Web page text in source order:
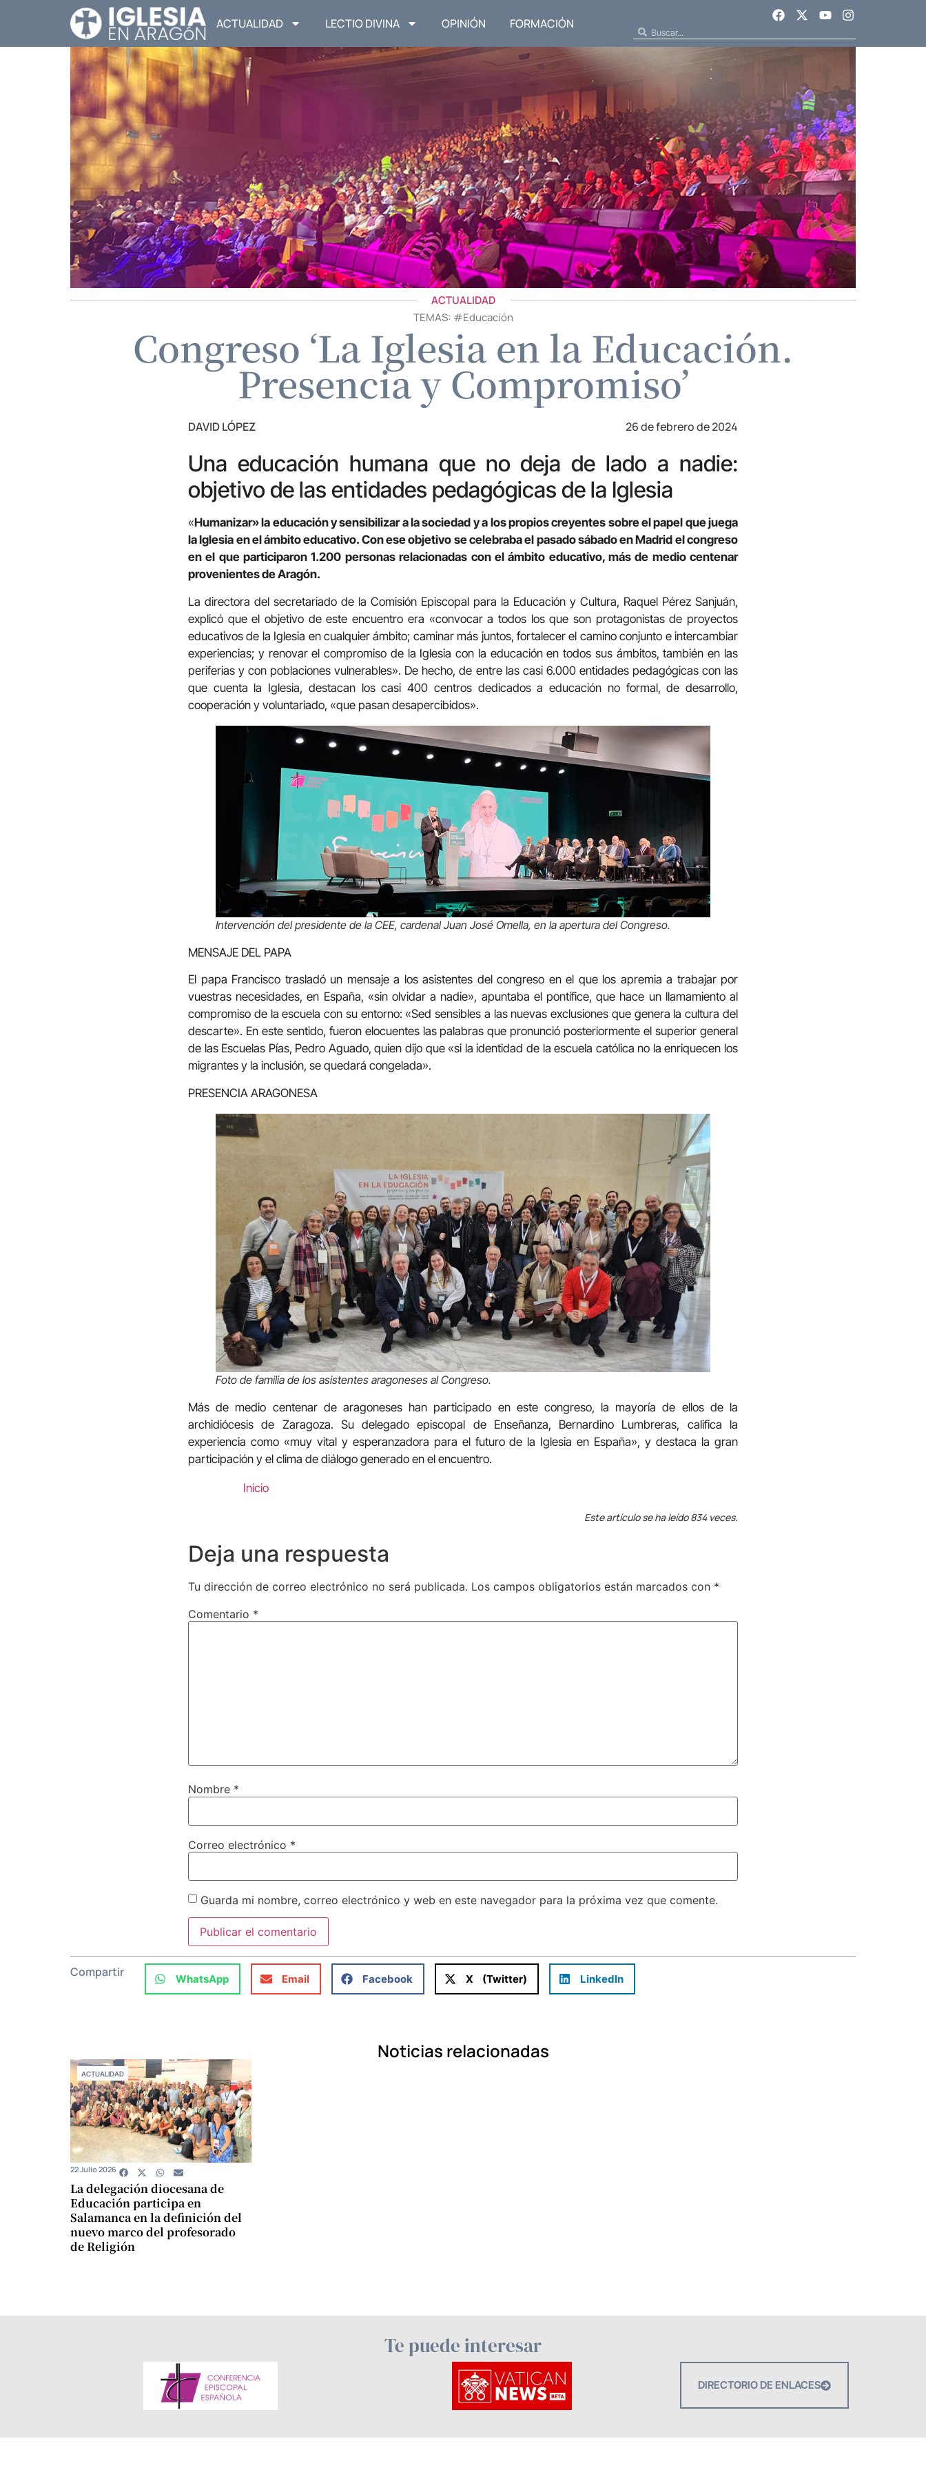
ACTUALIDAD LECTIO DIVINA OPINIÓN FORMACIÓN
ACTUALIDAD
TEMAS: #Educación
Congreso ‘La Iglesia en la Educación.
Presencia y Compromiso’
DAVID LÓPEZ 26 de febrero de 2024
Una educación humana que no deja de lado a nadie:
objetivo de las entidades pedagógicas de la Iglesia
«Humanizar» la educación y sensibilizar a la sociedad y a los propios creyentes sobre el papel que juega
la Iglesia en el ámbito educativo. Con ese objetivo se celebraba el pasado sábado en Madrid el congreso
en el que participaron 1.200 personas relacionadas con el ámbito educativo, más de medio centenar
provenientes de Aragón.
La directora del secretariado de la Comisión Episcopal para la Educación y Cultura, Raquel Pérez Sanjuán,
explicó que el objetivo de este encuentro era «convocar a todos los que son protagonistas de proyectos
educativos de la Iglesia en cualquier ámbito; caminar más juntos, fortalecer el camino conjunto e intercambiar
experiencias; y renovar el compromiso de la Iglesia con la educación en todos sus ámbitos, también en las
periferias y con poblaciones vulnerables». De hecho, de entre las casi 6.000 entidades pedagógicas con las
que cuenta la Iglesia, destacan los casi 400 centros dedicados a educación no formal, de desarrollo,
cooperación y voluntariado, «que pasan desapercibidos».
Intervención del presidente de la CEE, cardenal Juan José Omella, en la apertura del Congreso.
MENSAJE DEL PAPA
El papa Francisco trasladó un mensaje a los asistentes del congreso en el que los apremia a trabajar por
vuestras necesidades, en España, «sin olvidar a nadie», apuntaba el pontífice, que hace un llamamiento al
compromiso de la escuela con su entorno: «Sed sensibles a las nuevas exclusiones que genera la cultura del
descarte». En este sentido, fueron elocuentes las palabras que pronunció posteriormente el superior general
de las Escuelas Pías, Pedro Aguado, quien dijo que «si la identidad de la escuela católica no la enriquecen los
migrantes y la inclusión, se quedará congelada».
PRESENCIA ARAGONESA
Foto de familia de los asistentes aragoneses al Congreso.
Más de medio centenar de aragoneses han participado en este congreso, la mayoría de ellos de la
archidiócesis de Zaragoza. Su delegado episcopal de Enseñanza, Bernardino Lumbreras, califica la
experiencia como «muy vital y esperanzadora para el futuro de la Iglesia en España», y destaca la gran
participación y el clima de diálogo generado en el encuentro.
Inicio
Este artículo se ha leído 834 veces.
Deja una respuesta
Tu dirección de correo electrónico no será publicada. Los campos obligatorios están marcados con *
Comentario *
Nombre *
Correo electrónico *
Guarda mi nombre, correo electrónico y web en este navegador para la próxima vez que comente.
Compartir WhatsApp Email Facebook X (Twitter) LinkedIn
Noticias relacionadas
ACTUALIDAD
La delegación diocesana de
Educación participa en
Salamanca en la definición del
nuevo marco del profesorado
de Religión
22 Julio 2026
Te puede interesar
DIRECTORIO DE ENLACES